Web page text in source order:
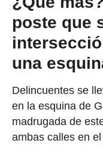
poste que
una
Delincuentes se
en la esquina de
madrugada de
ambas calles en